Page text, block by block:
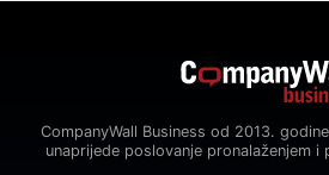
CompanyWall Business od 2013.
unaprijede poslovanje pronalaženjem i